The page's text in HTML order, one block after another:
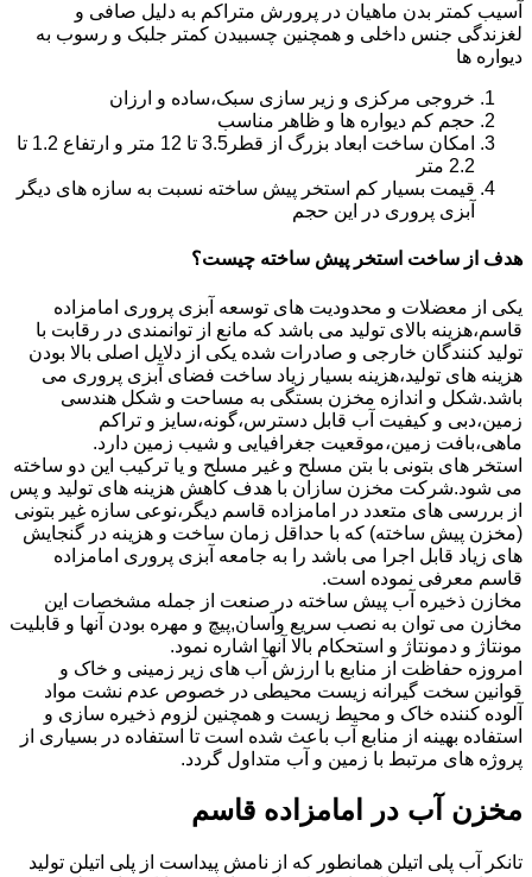
آسیب کمتر بدن ماهیان در پرورش متراکم به دلیل صافی و
لغزندگی جنس داخلی و همچنین چسبیدن کمتر جلبک و رسوب به
دیواره ها
خروجی مرکزی و زیر سازی سبک،ساده و ارزان
حجم کم دیواره ها و ظاهر مناسب
امکان ساخت ابعاد بزرگ از قطر3.5 تا 12 متر و ارتفاع 1.2 تا
2.2 متر
قیمت بسیار کم استخر پیش ساخته نسبت به سازه های دیگر
آبزی پروری در این حجم
هدف از ساخت استخر پیش ساخته چیست؟
یکی از معضلات و محدودیت های توسعه آبزی پروری امامزاده
قاسم،هزینه بالای تولید می باشد که مانع از توانمندی در رقابت با
تولید کنندگان خارجی و صادرات شده یکی از دلایل اصلی بالا بودن
هزینه های تولید،هزینه بسیار زیاد ساخت فضای آبزی پروری می
باشد.شکل و اندازه مخزن بستگی به مساحت و شکل هندسی
زمین،دبی و کیفیت آب قابل دسترس،گونه،سایز و تراکم
ماهی،بافت زمین،موقعیت جغرافیایی و شیب زمین دارد.
استخر های بتونی با بتن مسلح و غیر مسلح و یا ترکیب این دو ساخته
می شود.شرکت مخزن سازان با هدف کاهش هزینه های تولید و پس
از بررسی های متعدد در امامزاده قاسم دیگر،نوعی سازه غیر بتونی
(مخزن پیش ساخته) که با حداقل زمان ساخت و هزینه در گنجایش
های زیاد قابل اجرا می باشد را به جامعه آبزی پروری امامزاده
قاسم معرفی نموده است.
مخازن ذخیره آب پیش ساخته در صنعت از جمله مشخصات این
مخازن می توان به نصب سریع وآسان,پیچ و مهره بودن آنها و قابلیت
مونتاژ و دمونتاژ و استحکام بالا آنها اشاره نمود.
امروزه حفاظت از منابع با ارزش آب های زیر زمینی و خاک و
قوانین سخت گیرانه زیست محیطی در خصوص عدم نشت مواد
آلوده کننده خاک و محیط زیست و همچنین لزوم ذخیره سازی و
استفاده بهینه از منابع آب باعث شده است تا استفاده در بسیاری از
پروژه های مرتبط با زمین و آب متداول گردد.
مخزن آب در امامزاده قاسم
تانکر آب پلی اتیلن همانطور که از نامش پیداست از پلی اتیلن تولید